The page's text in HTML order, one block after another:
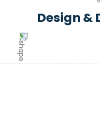
Design &